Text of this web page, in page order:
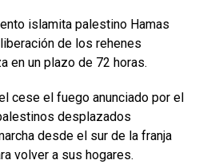
islamita palestino Hamas
de los rehenes
en un plazo de 72 horas.
cese el fuego anunciado por el
desplazados
desde el sur de la franja
volver a sus hogares.